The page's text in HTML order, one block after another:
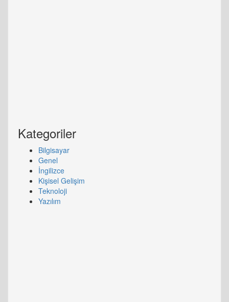
Kategoriler
Bilgisayar
Genel
İngilizce
Kişisel Gelişim
Teknoloji
Yazılım